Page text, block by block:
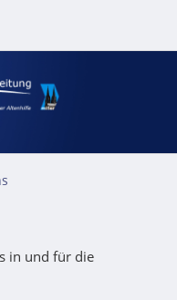
in und für die